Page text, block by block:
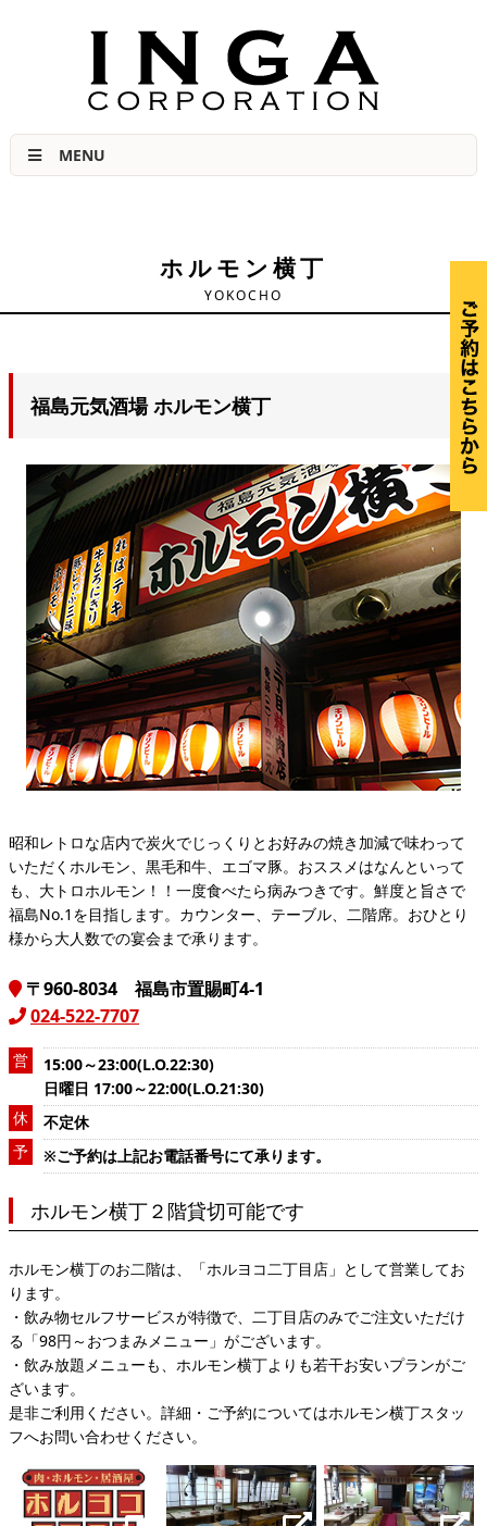
MENU
ホルモン横丁
YOKOCHO
福島元気酒場 ホルモン横丁
昭和レトロな店内で炭火でじっくりとお好みの焼き加減で味わって
いただくホルモン、黒毛和牛、エゴマ豚。おススメはなんといって
も、大トロホルモン！！一度食べたら病みつきです。鮮度と旨さで
福島No.1を目指します。カウンター、テーブル、二階席。おひとり
様から大人数での宴会まで承ります。
〒960-8034 福島市置賜町4-1
024-522-7707
営
15:00～23:00(L.O.22:30)
日曜日 17:00～22:00(L.O.21:30)
休
不定休
予
※ご予約は上記お電話番号にて承ります。
ホルモン横丁２階貸切可能です
ホルモン横丁のお二階は、「ホルヨコ二丁目店」として営業してお
ります。
・飲み物セルフサービスが特徴で、二丁目店のみでご注文いただけ
る「98円～おつまみメニュー」がございます。
・飲み放題メニューも、ホルモン横丁よりも若干お安いプランがご
ざいます。
是非ご利用ください。詳細・ご予約についてはホルモン横丁スタッ
フへお問い合わせください。